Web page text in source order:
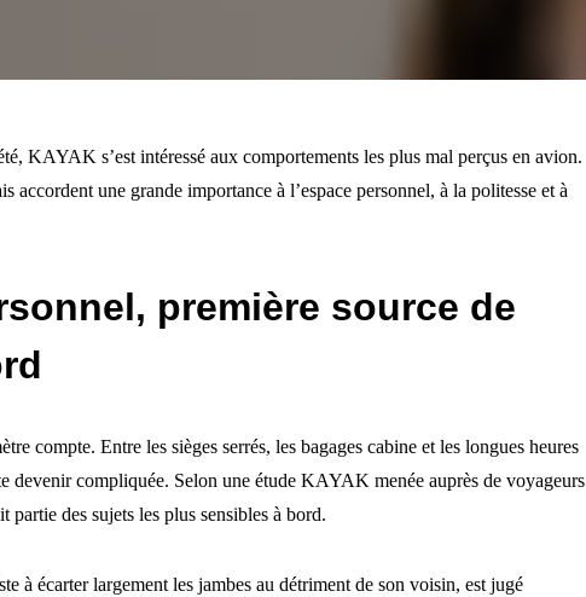
KAYAK s’est intéressé aux comportements les plus mal perçus en avion.
accordent une grande importance à l’espace personnel, à la politesse et à
première source de
compte. Entre les sièges serrés, les bagages cabine et les longues heures
devenir compliquée. Selon une étude KAYAK menée auprès de voyageurs
partie des sujets les plus sensibles à bord.
à écarter largement les jambes au détriment de son voisin, est jugé